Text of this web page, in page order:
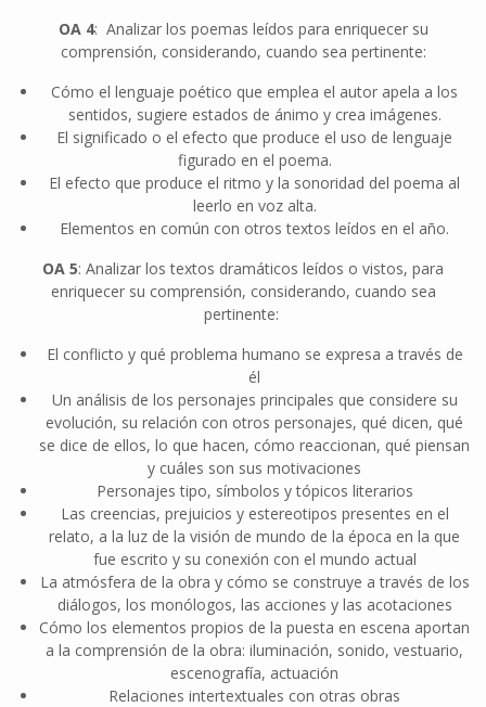
OA 4: Analizar los poemas leídos para enriquecer su
comprensión, considerando, cuando sea pertinente:
Cómo el lenguaje poético que emplea el autor apela a los
sentidos, sugiere estados de ánimo y crea imágenes.
El significado o el efecto que produce el uso de lenguaje
figurado en el poema.
El efecto que produce el ritmo y la sonoridad del poema al
leerlo en voz alta.
Elementos en común con otros textos leídos en el año.
OA 5: Analizar los textos dramáticos leídos o vistos, para
enriquecer su comprensión, considerando, cuando sea
pertinente:
El conflicto y qué problema humano se expresa a través de
él
Un análisis de los personajes principales que considere su
evolución, su relación con otros personajes, qué dicen, qué
se dice de ellos, lo que hacen, cómo reaccionan, qué piensan
y cuáles son sus motivaciones
Personajes tipo, símbolos y tópicos literarios
Las creencias, prejuicios y estereotipos presentes en el
relato, a la luz de la visión de mundo de la época en la que
fue escrito y su conexión con el mundo actual
La atmósfera de la obra y cómo se construye a través de los
diálogos, los monólogos, las acciones y las acotaciones
Cómo los elementos propios de la puesta en escena aportan
a la comprensión de la obra: iluminación, sonido, vestuario,
escenografía, actuación
Relaciones intertextuales con otras obras